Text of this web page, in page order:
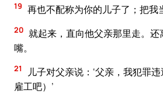
19 再也不配称为你的儿子了；把我
20 就起来，直向他父亲那里走。
嘴。
21
儿子对父亲说：‘父亲，我犯罪
雇工吧）’